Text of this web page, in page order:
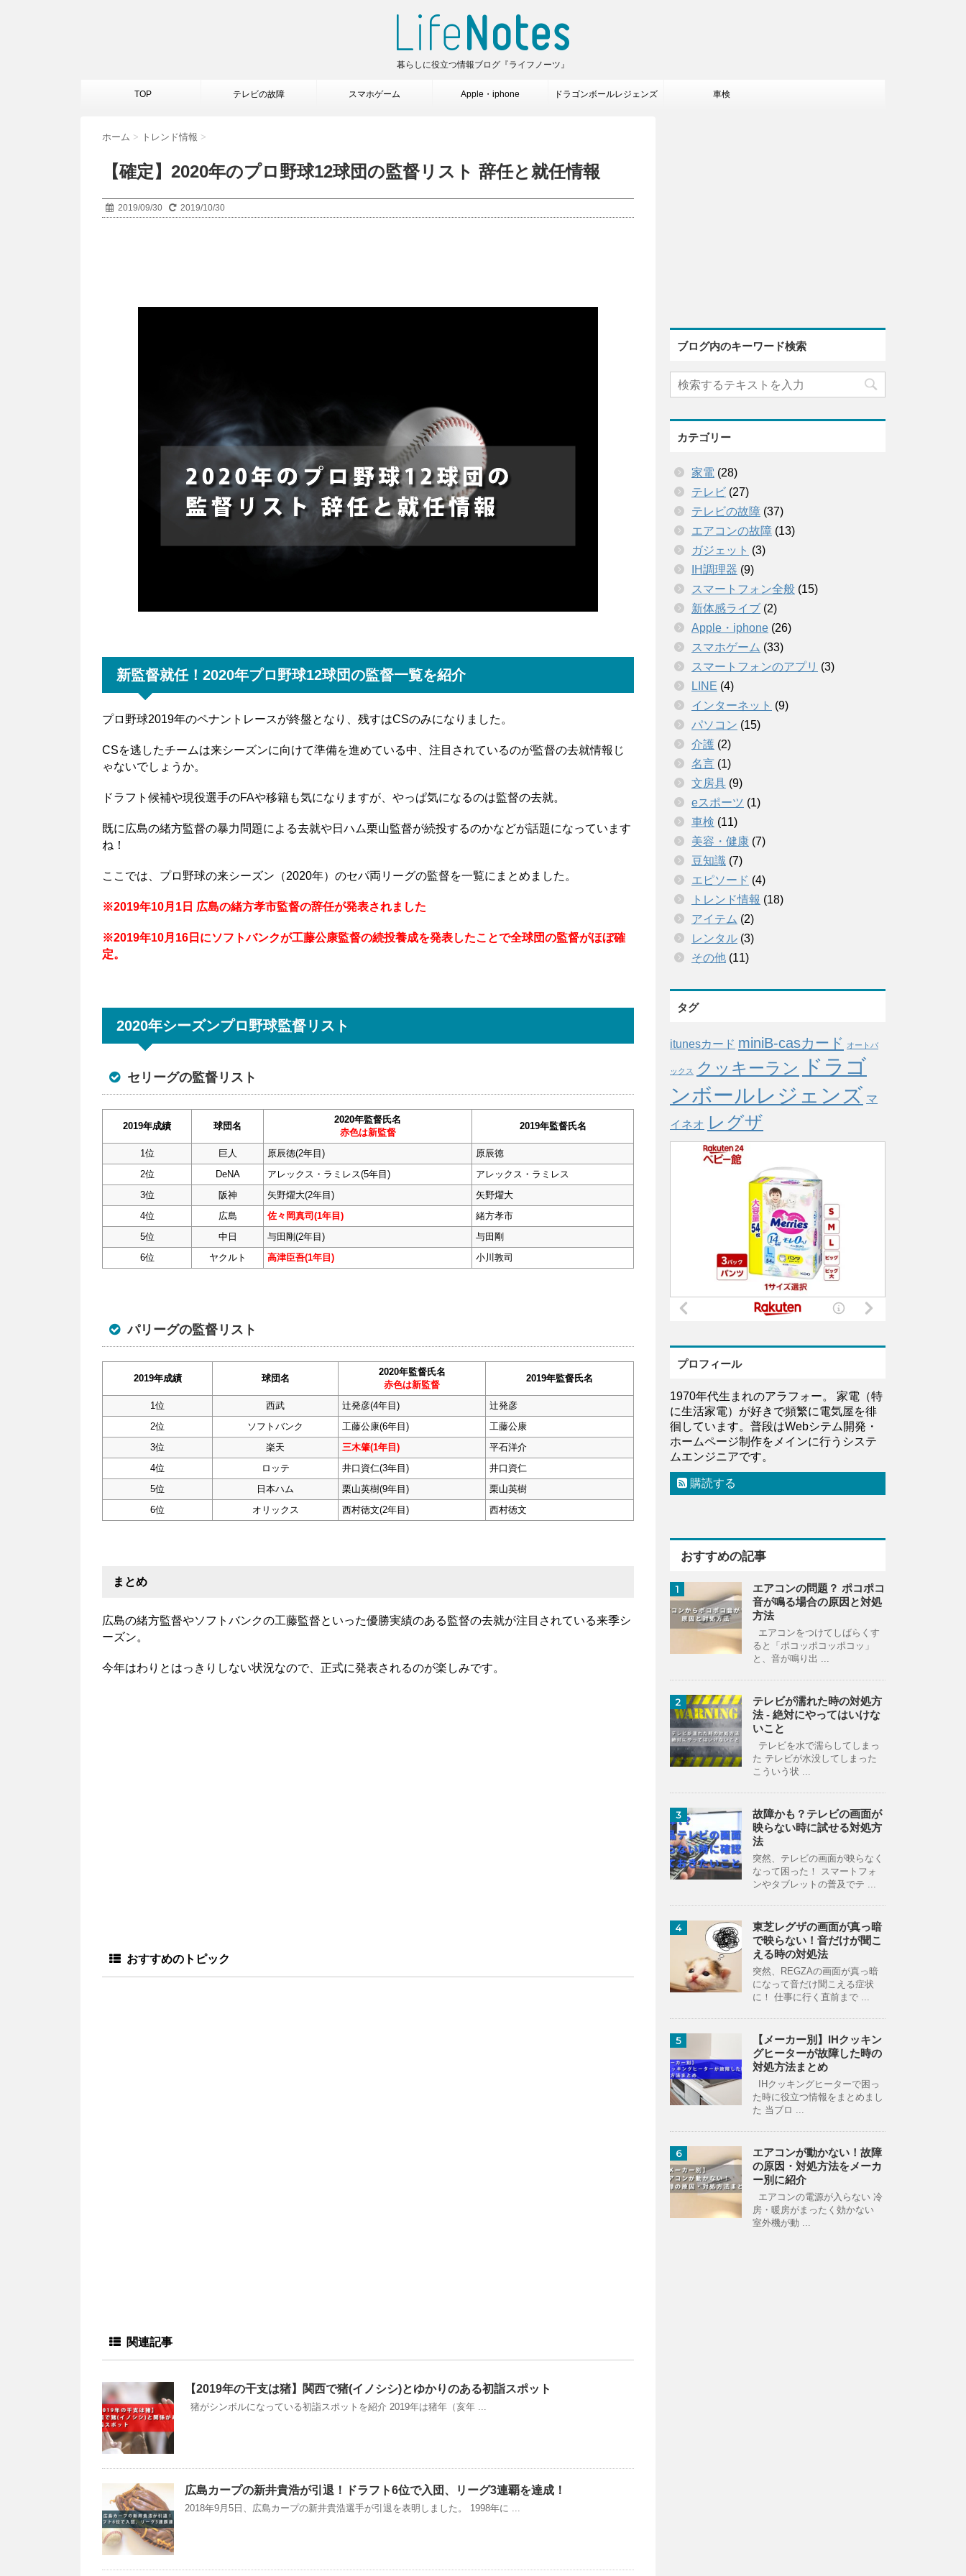
暮らしに役立つ情報ブログ『ライフノーツ』
TOP テレビの故障 スマホゲーム Apple・iphone ドラゴンボールレジェンズ 車検
ホーム > トレンド情報 >
【確定】2020年のプロ野球12球団の監督リスト 辞任と就任情報
2019/09/30 2019/10/30
新監督就任！2020年プロ野球12球団の監督一覧を紹介
プロ野球2019年のペナントレースが終盤となり、残すはCSのみになりました。
CSを逃したチームは来シーズンに向けて準備を進めている中、注目されているのが監督の去就情報じ
ゃないでしょうか。
ドラフト候補や現役選手のFAや移籍も気になりますが、やっぱ気になるのは監督の去就。
既に広島の緒方監督の暴力問題による去就や日ハム栗山監督が続投するのかなどが話題になっています
ね！
ここでは、プロ野球の来シーズン（2020年）のセパ両リーグの監督を一覧にまとめました。
※2019年10月1日 広島の緒方孝市監督の辞任が発表されました
※2019年10月16日にソフトバンクが工藤公康監督の続投養成を発表したことで全球団の監督がほぼ確
定。
2020年シーズンプロ野球監督リスト
セリーグの監督リスト
2019年成績 球団名
2020年監督氏名
赤色は新監督
2019年監督氏名
1位 巨人 原辰徳(2年目)
原辰徳
2位
DeNA アレックス・ラミレス(5年目)
アレックス・ラミレス
3位
阪神 矢野燿大(2年目)
矢野燿大
4位
広島 佐々岡真司(1年目)
緒方孝市
5位
中日 与田剛(2年目)
与田剛
6位
ヤクルト 高津臣吾(1年目) 小川敦司
パリーグの監督リスト
2019年成績 球団名
2020年監督氏名
赤色は新監督
2019年監督氏名
1位 西武 辻発彦(4年目)
辻発彦
2位
ソフトバンク 工藤公康(6年目)
工藤公康
3位
楽天 三木肇(1年目)
平石洋介
4位
ロッテ 井口資仁(3年目)
井口資仁
5位
日本ハム 栗山英樹(9年目)
栗山英樹
6位
オリックス 西村徳文(2年目) 西村徳文
まとめ
広島の緒方監督やソフトバンクの工藤監督といった優勝実績のある監督の去就が注目されている来季シ
ーズン。
今年はわりとはっきりしない状況なので、正式に発表されるのが楽しみです。
おすすめのトピック
関連記事
【2019年の干支は猪】関西で猪(イノシシ)とゆかりのある初詣スポット
猪がシンボルになっている初詣スポットを紹介 2019年は猪年（亥年 ...
広島カープの新井貴浩が引退！ドラフト6位で入団、リーグ3連覇を達成！
2018年9月5日、広島カープの新井貴浩選手が引退を表明しました。 1998年に ...
ブログ内のキーワード検索
カテゴリー
家電 (28)
テレビ (27)
テレビの故障 (37)
エアコンの故障 (13)
ガジェット (3)
IH調理器 (9)
スマートフォン全般 (15)
新体感ライブ (2)
Apple・iphone (26)
スマホゲーム (33)
スマートフォンのアプリ (3)
LINE (4)
インターネット (9)
パソコン (15)
介護 (2)
名言 (1)
文房具 (9)
eスポーツ (1)
車検 (11)
美容・健康 (7)
豆知識 (7)
エピソード (4)
トレンド情報 (18)
アイテム (2)
レンタル (3)
その他 (11)
タグ
itunesカード miniB-casカード オートバ
ックス クッキーラン
ドラゴ
ンボールレジェンズ マ
イネオ レグザ
プロフィール
1970年代生まれのアラフォー。 家電（特
に生活家電）が好きで頻繁に電気屋を徘
徊しています。普段はWebシテム開発・
ホームページ制作をメインに行うシステ
ムエンジニアです。
購読する
おすすめの記事
1
エアコンの問題？ ポコポコ
音が鳴る場合の原因と対処
方法
エアコンをつけてしばらくす
ると「ポコッポコッポコッ」
と、音が鳴り出 ...
2
テレビが濡れた時の対処方
法 - 絶対にやってはいけな
いこと
テレビを水で濡らしてしまっ
た テレビが水没してしまった
こういう状 ...
3
故障かも？テレビの画面が
映らない時に試せる対処方
法
突然、テレビの画面が映らなく
なって困った！ スマートフォ
ンやタブレットの普及でテ ...
4
東芝レグザの画面が真っ暗
で映らない！音だけが聞こ
える時の対処法
突然、REGZAの画面が真っ暗
になって音だけ聞こえる症状
に！ 仕事に行く直前まで ...
5
【メーカー別】IHクッキン
グヒーターが故障した時の
対処方法まとめ
IHクッキングヒーターで困っ
た時に役立つ情報をまとめまし
た 当ブロ ...
6
エアコンが動かない！故障
の原因・対処方法をメーカ
ー別に紹介
エアコンの電源が入らない 冷
房・暖房がまったく効かない
室外機が動 ...